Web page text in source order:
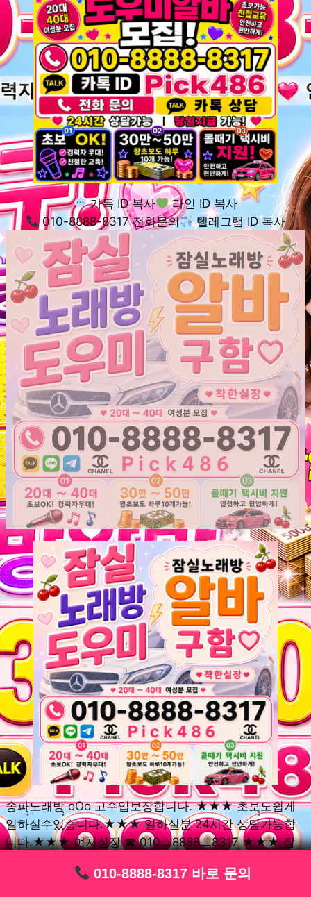
010-8888-8317 바로 문의
010-8888-8317 바로 문의
010-8888-8317 바로 문의
010-8888-8317 바로 문의
010-8888-8317 바로 문의
010-8888-8317 바로 문의
카톡 ID 복사
라인 ID 복사
010-8888-8317 전화문의
텔레그램 ID 복사
송파ุุ노래방ุุ oOo 고수입보장합니다. ★★★ 초보ุุ도쉽게
일하실수있습니다.★★★ 일하실분 24시간 상담가능합
니다.★★★ 여자실장 ☎ 010ㅡ8888ㅡ8317 ★★★ 잠
세요. 여성ㅣุุ알바ุุㅣ여기 신천동ุุ노래방ุุ ◞✿ 풍납동ุุ노래방ุุ
010-8888-8317 바로 문의
010-8888-8317 바로 문의
010-8888-8317 바로 문의